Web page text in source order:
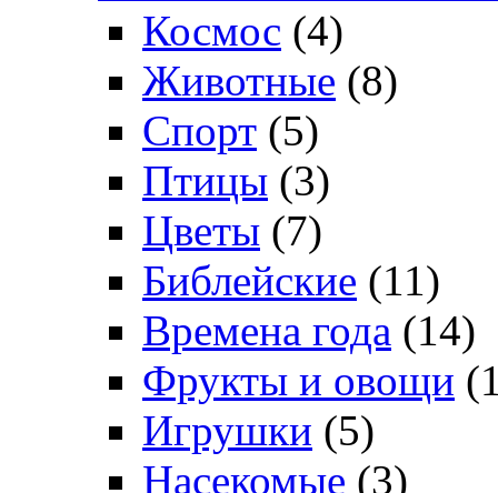
Космос (4)
Животные (8)
Спорт (5)
Птицы (3)
Цветы (7)
Библейские (11)
Времена года (14)
Фрукты и овощи
Игрушки (5)
Насекомые (3)